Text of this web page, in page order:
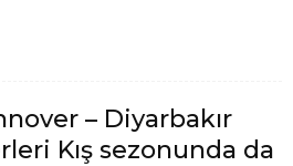
– Diyarbakır
Kış sezonunda da